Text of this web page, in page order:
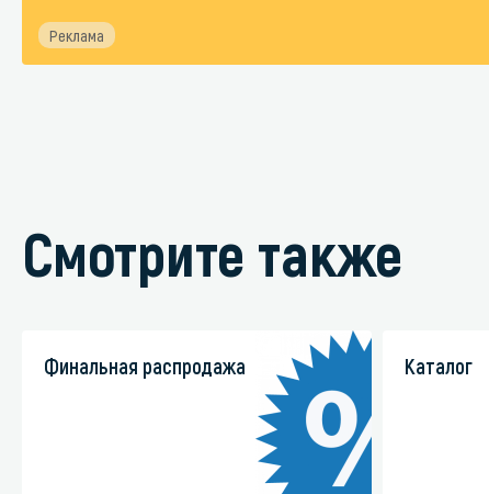
Реклама
Смотрите также
Финальная распродажа Каталог